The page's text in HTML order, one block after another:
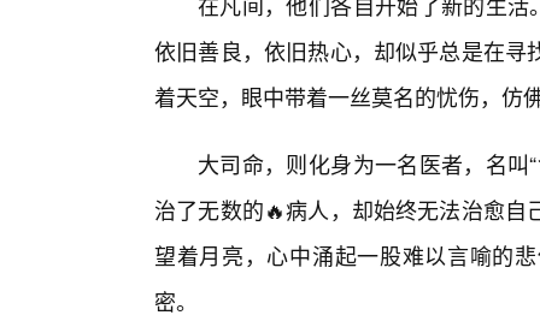
依旧善良，依旧热心，却似乎总是在
着天空，眼中带着一丝莫名的忧伤，仿
大司命，则化身为一名医者，名叫
治了无数的🔥病人，却始终无法治愈
望着月亮，心中涌起一股难以言喻的
密。